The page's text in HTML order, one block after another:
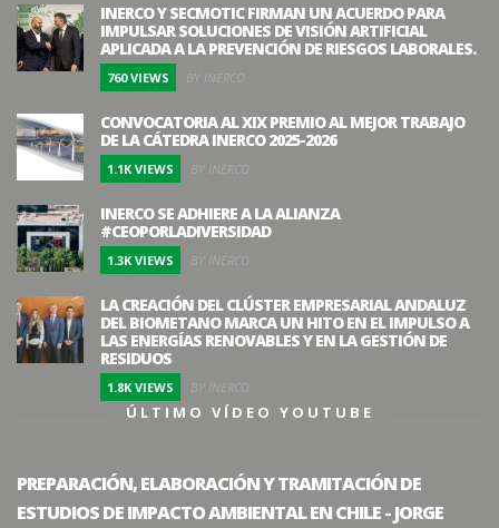
INERCO Y SECMOTIC FIRMAN UN ACUERDO PARA
IMPULSAR SOLUCIONES DE VISIÓN ARTIFICIAL
APLICADA A LA PREVENCIÓN DE RIESGOS LABORALES.
760 VIEWS BY INERCO
CONVOCATORIA AL XIX PREMIO AL MEJOR TRABAJO
DE LA CÁTEDRA INERCO 2025-2026
1.1K VIEWS BY INERCO
INERCO SE ADHIERE A LA ALIANZA
#CEOPORLADIVERSIDAD
1.3K VIEWS BY INERCO
LA CREACIÓN DEL CLÚSTER EMPRESARIAL ANDALUZ
DEL BIOMETANO MARCA UN HITO EN EL IMPULSO A
LAS ENERGÍAS RENOVABLES Y EN LA GESTIÓN DE
RESIDUOS
1.8K VIEWS BY INERCO
ÚLTIMO VÍDEO YOUTUBE
PREPARACIÓN, ELABORACIÓN Y TRAMITACIÓN DE
ESTUDIOS DE IMPACTO AMBIENTAL EN CHILE - JORGE